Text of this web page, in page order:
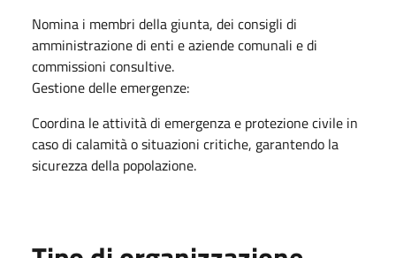
Nomina i membri della giunta, dei consigli di
amministrazione di enti e aziende comunali e di
commissioni consultive.
Gestione delle emergenze:
Coordina le attività di emergenza e protezione civile in
caso di calamità o situazioni critiche, garantendo la
sicurezza della popolazione.